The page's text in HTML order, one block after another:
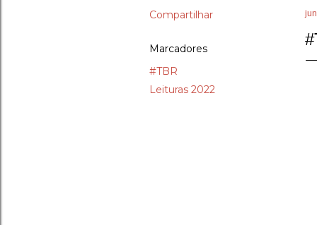
Compartilhar
Marcadores
#TBR
Leituras 2022